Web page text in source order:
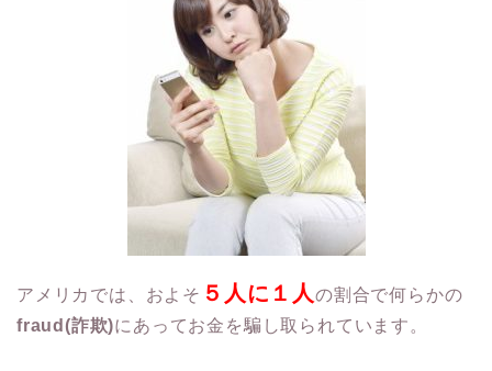
アメリカでは、およそ ５人に１人 の割合で何らかの
fraud(詐欺)にあってお金を騙し取られています。